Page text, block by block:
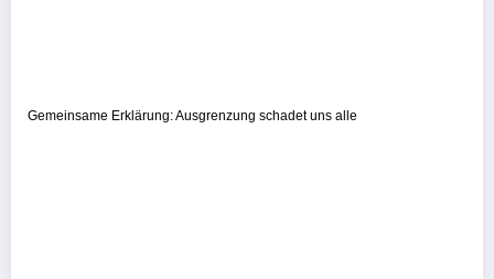
Gemeinsame Erklärung: Ausgrenzung schadet uns alle